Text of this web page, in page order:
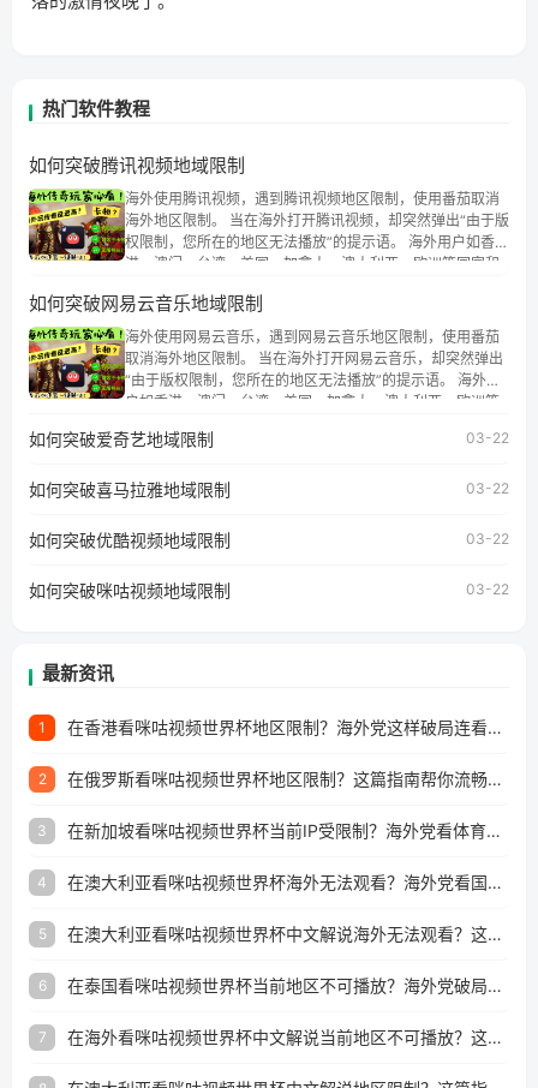
热门软件教程
如何突破腾讯视频地域限制
海外使用腾讯视频，遇到腾讯视频地区限制，使用番茄取消
海外地区限制。 当在海外打开腾讯视频，却突然弹出“由于版
权限制，您所在的地区无法播放”的提示语。 海外用户如香
港、澳门、台湾、美国、加拿大、澳大利亚、欧洲等国家和
权限制问题，且仅能在中国大陆地区播放。 遇到这个问题的
朋友们，使用番茄回国加速器，即可解决「海外用户收听腾
讯视频地区版权限制」的问题，无论人在香港、澳门、台
湾、美国、加拿大、澳大利亚、欧洲等国家和地区工作、留
学、定居等，都可以使用，不再因地区和版权限制所困扰。
如何突破网易云音乐地域限制
海外使用网易云音乐，遇到网易云音乐地区限制，使用番茄
取消海外地区限制。 当在海外打开网易云音乐，却突然弹出
“由于版权限制，您所在的地区无法播放”的提示语。 海外用
户如香港、澳门、台湾、美国、加拿大、澳大利亚、欧洲等
地区及版权限制问题，且仅能在中国大陆地区播放。 遇到这
户收听网易云音乐地区版权限制」的问题，无论人在香港、
工作、留学、定居等，都可以使用，不再因地区和版权限制
所困扰。
如何突破爱奇艺地域限制 03-22
如何突破喜马拉雅地域限制 03-22
如何突破优酷视频地域限制 03-22
如何突破咪咕视频地域限制 03-22
最新资讯
1 在香港看咪咕视频世界杯地区限制？海外党这样破局连看7天不卡顿！
2 在俄罗斯看咪咕视频世界杯地区限制？这篇指南帮你流畅看中文解说赛事
3 在新加坡看咪咕视频世界杯当前IP受限制？海外党看体育赛事的终极破局指南
4 在澳大利亚看咪咕视频世界杯海外无法观看？海外党看国内体育直播的终极解法
5 在澳大利亚看咪咕视频世界杯中文解说海外无法观看？这篇指南帮你搞定所有体育直播难题
6 在泰国看咪咕视频世界杯当前地区不可播放？海外党破局看中文解说赛事指南
7 在海外看咪咕视频世界杯中文解说当前地区不可播放？这篇指南帮你搞定所有体育赛事直播难题